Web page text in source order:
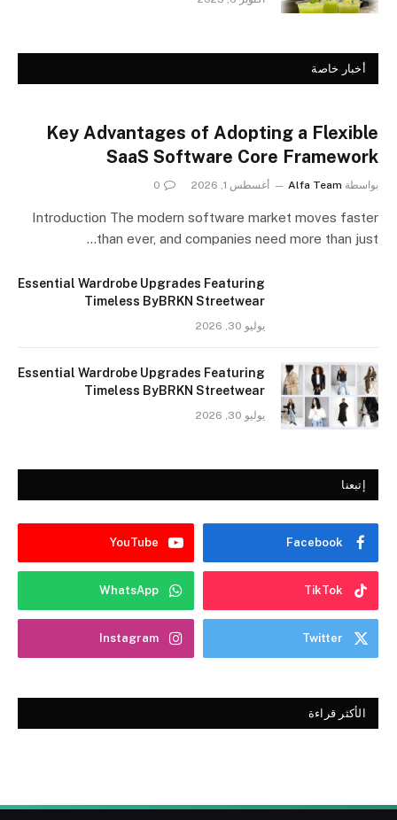
أخبار خاصة
Key Advantages of Adopting a Flexible
SaaS Software Core Framework
بواسطة Alfa Team أغسطس 1, 2026 0
Introduction The modern software market moves faster
than ever, and companies need more than just…
Essential Wardrobe Upgrades Featuring
Timeless ByBRKN Streetwear
يوليو 30, 2026
Essential Wardrobe Upgrades Featuring
Timeless ByBRKN Streetwear
يوليو 30, 2026
إتبعنا
Facebook
YouTube
TikTok
WhatsApp
Twitter
Instagram
الأكثر قراءة